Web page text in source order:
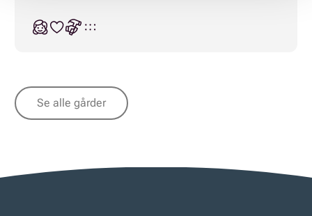
Se alle gårder